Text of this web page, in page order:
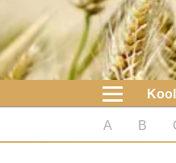
Koolhydraatarme
Boeken
koolhydraatarme
Diabetes test
A B